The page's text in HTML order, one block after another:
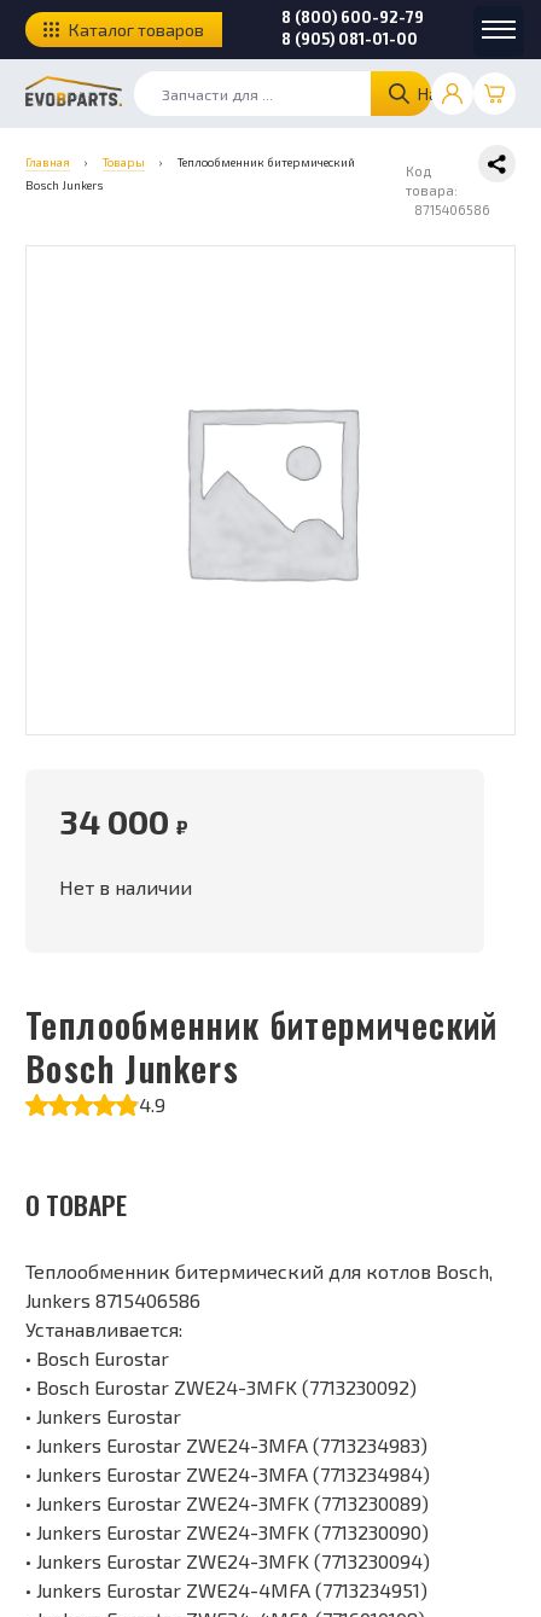
Найти
8 (800) 600-92-79
8 (905) 081-01-00
Каталог товаров
Главная › Товары ›
Теплообменник битермический
Bosch Junkers
Код
товара:
8715406586
Теплообменник битермический
Bosch Junkers
4.9
34 000 ₽
Нет в наличии
О ТОВАРЕ
Теплообменник битермический для котлов Bosch,
Junkers 8715406586
Устанавливается:
• Bosch Eurostar
• Bosch Eurostar ZWE24-3MFK (7713230092)
• Junkers Eurostar
• Junkers Eurostar ZWE24-3MFA (7713234983)
• Junkers Eurostar ZWE24-3MFA (7713234984)
• Junkers Eurostar ZWE24-3MFK (7713230089)
• Junkers Eurostar ZWE24-3MFK (7713230090)
• Junkers Eurostar ZWE24-3MFK (7713230094)
• Junkers Eurostar ZWE24-4MFA (7713234951)